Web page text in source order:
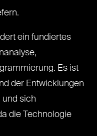
ein fundiertes
Es ist
der Entwicklungen
und sich
die Technologie